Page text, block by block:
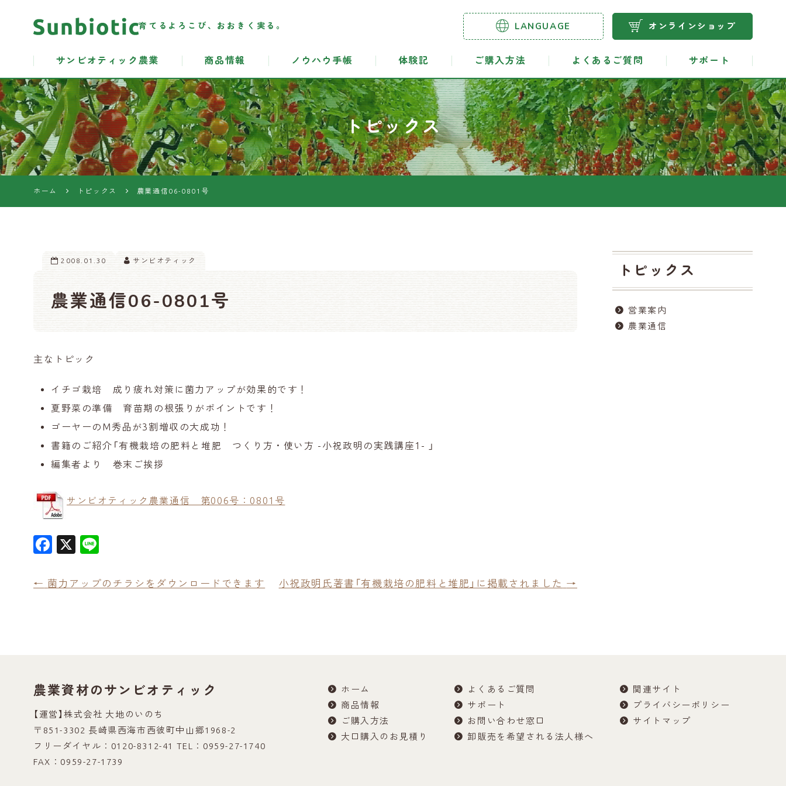
サンビオテ
ィック農業
資材
育てるよろこび、おおきく実る。 LANGUAGE オンラインショップ
サンビオティック農業 商品情報 ノウハウ手帳 体験記 ご購入方法 よくあるご質問 サポート
トピックス
ホーム トピックス 農業通信06-0801号
2008.01.30 サンビオティック
農業通信06-0801号
主なトピック
イチゴ栽培 成り疲れ対策に菌力アップが効果的です！
夏野菜の準備 育苗期の根張りがポイントです！
ゴーヤーのM秀品が3割増収の大成功！
書籍のご紹介「有機栽培の肥料と堆肥 つくり方・使い方 -小祝政明の実践講座1- 」
編集者より 巻末ご挨拶
サンビオティック農業通信 第006号：0801号
F
c
X
e
← 菌力アップのチラシをダウンロードできます 小祝政明氏著書「有機栽培の肥料と堆肥」に掲載されました →
トピックス
営業案内
農業通信
農業資材のサンビオティック
【運営】株式会社 大地のいのち
〒851-3302 長崎県西海市西彼町中山郷1968-2
フリーダイヤル：0120-8312-41 TEL：0959-27-1740
FAX：0959-27-1739
ホーム
商品情報
ご購入方法
大口購入のお見積り
よくあるご質問
サポート
お問い合わせ窓口
卸販売を希望される法人様へ
関連サイト
プライバシーポリシー
サイトマップ